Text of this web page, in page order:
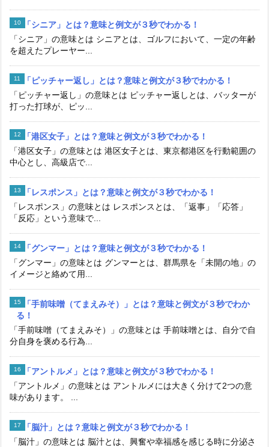
「シニア」とは？意味と例文が３秒でわかる！
「シニア」の意味とは シニアとは、ゴルフにおいて、一定の年齢
を超えたプレーヤー...
「ピッチャー返し」とは？意味と例文が３秒でわかる！
「ピッチャー返し」の意味とは ピッチャー返しとは、バッターが
打った打球が、ピッ...
「港区女子」とは？意味と例文が３秒でわかる！
「港区女子」の意味とは 港区女子とは、東京都港区を行動範囲の
中心とし、高級店で...
「レスポンス」とは？意味と例文が３秒でわかる！
「レスポンス」の意味とは レスポンスとは、「返事」「応答」
「反応」という意味で...
「グンマー」とは？意味と例文が３秒でわかる！
「グンマー」の意味とは グンマーとは、群馬県を「未開の地」の
イメージと絡めて用...
「手前味噌（てまえみそ）」とは？意味と例文が３秒でわか
る！
「手前味噌（てまえみそ）」の意味とは 手前味噌とは、自分で自
分自身を褒める行為...
「アントルメ」とは？意味と例文が３秒でわかる！
「アントルメ」の意味とは アントルメには大きく分けて2つの意
味があります。 ...
「脳汁」とは？意味と例文が３秒でわかる！
「脳汁」の意味とは 脳汁とは、興奮や幸福感を感じる時に分泌さ